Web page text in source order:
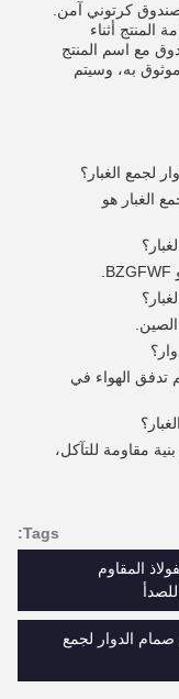
صندوق كرتوني آمن.
المنتج أثناء
مع اسم المنتج
به، وسيتم
الغبار هو
تدفق الهواء في
مقاومة للتآكل،
Tags:
المقاوم
لجمع الغبار,ارتفاع 220 ملم صمام الدوار لجمع